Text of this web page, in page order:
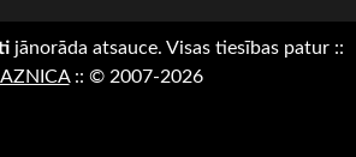
jānorāda atsauce. Visas tiesības patur ::
:: © 2007-2026